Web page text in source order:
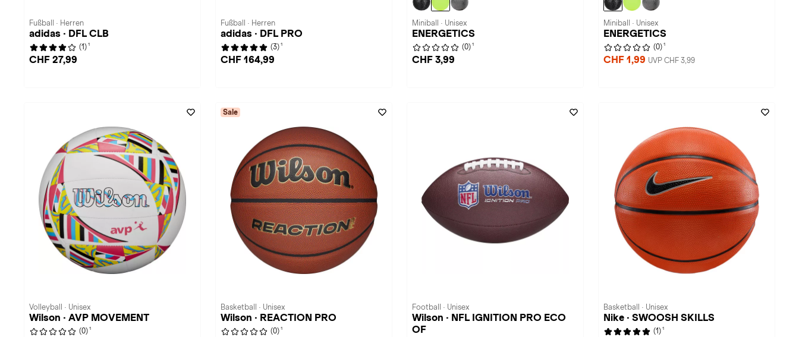
Fußball · Herren
adidas · DFL CLB
(1) 1
CHF 27,99
Fußball · Herren
adidas · DFL PRO
(3) 1
CHF 164,99
Miniball · Unisex
ENERGETICS
(0) 1
CHF 3,99
Miniball · Unisex
ENERGETICS
(0) 1
CHF 1,99 UVP CHF 3,99
Volleyball · Unisex
Wilson · AVP MOVEMENT
(0) 1
Sale
Basketball · Unisex
Wilson · REACTION PRO
(0) 1
Football · Unisex
Wilson · NFL IGNITION PRO ECO
OF
Basketball · Unisex
Nike · SWOOSH SKILLS
(1) 1